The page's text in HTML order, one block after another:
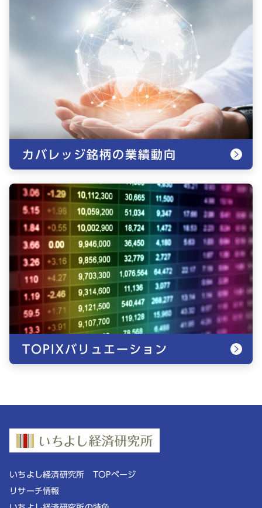
カバレッジ銘柄の業績動向
TOPIXバリュエーション
いちよし経済研究所 TOPページ
リサーチ情報